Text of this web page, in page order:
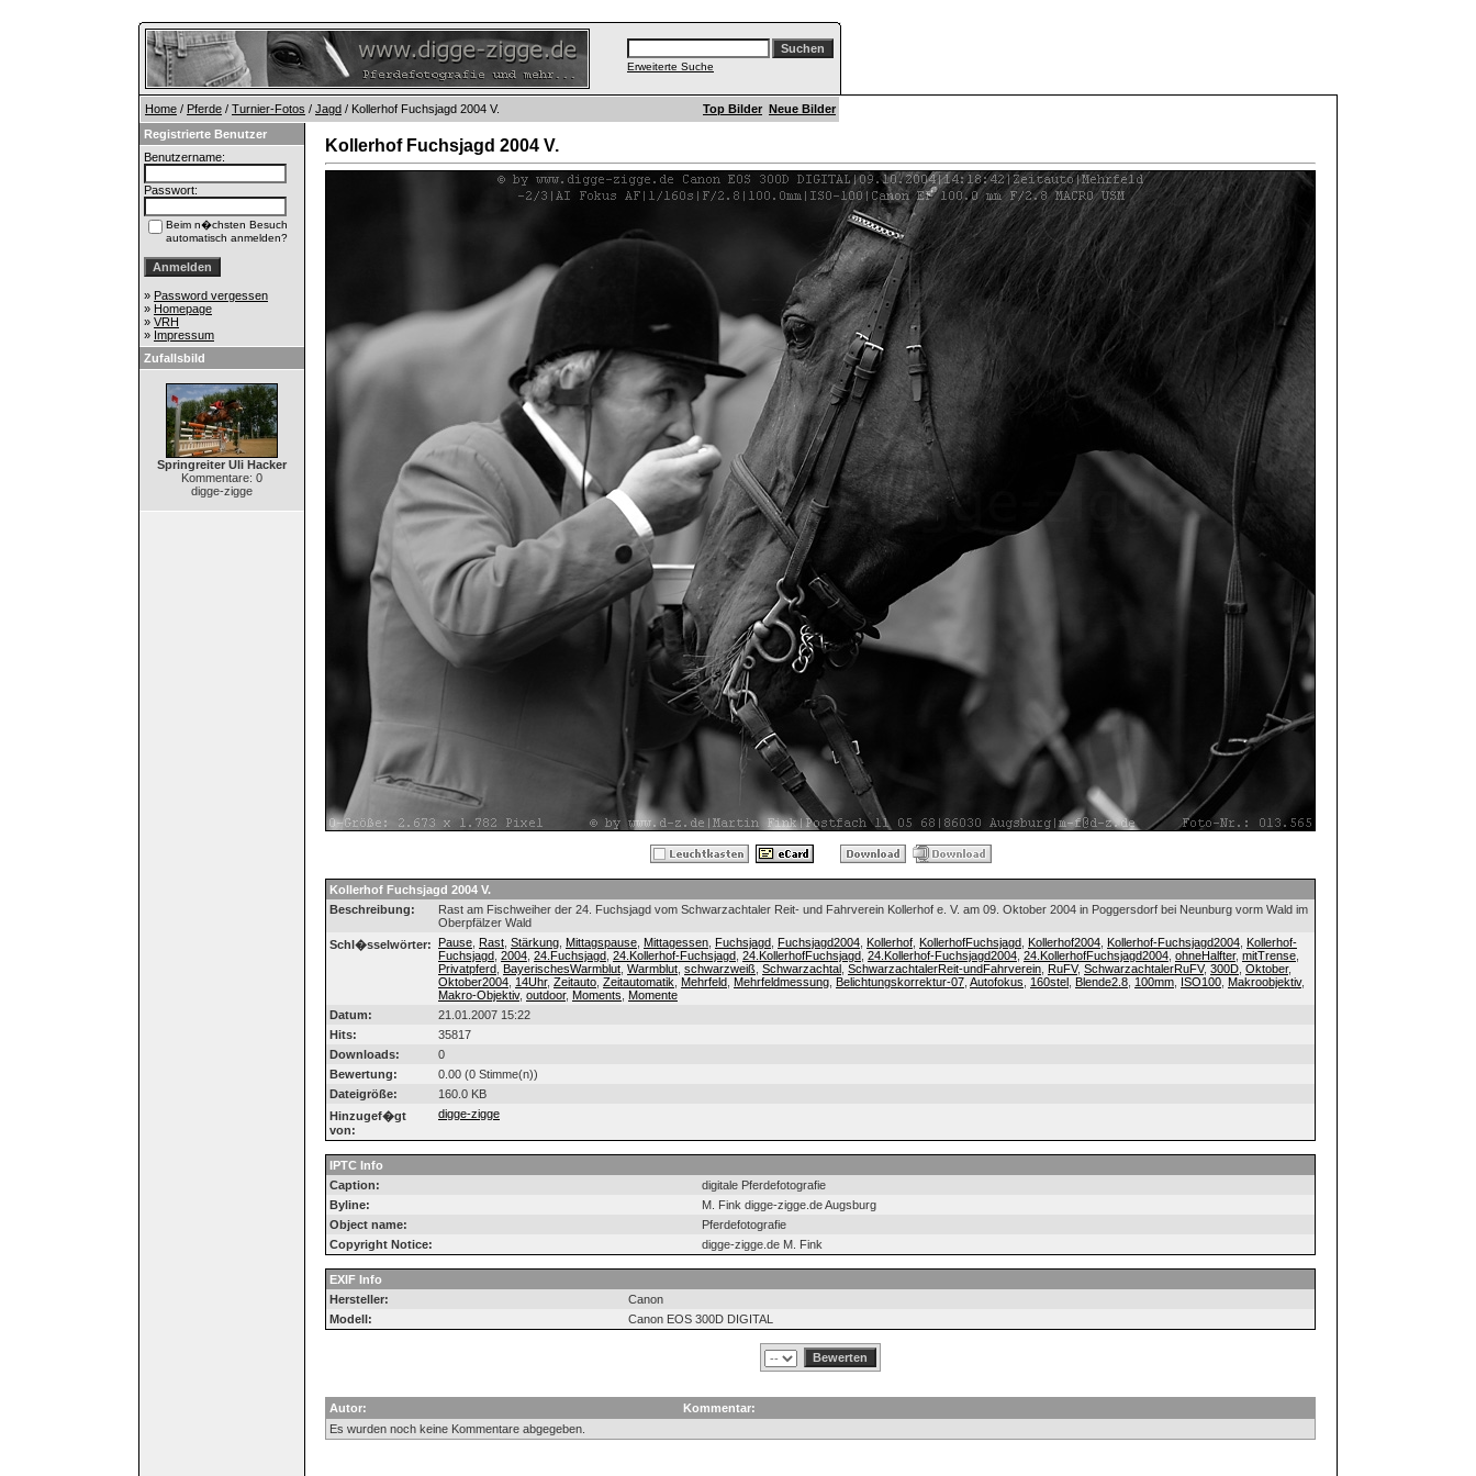
Erweiterte Suche
Home / Pferde / Turnier-Fotos / Jagd / Kollerhof Fuchsjagd 2004 V. Top Bilder Neue Bilder
Registrierte Benutzer
Benutzername:
Passwort:
Beim n�chsten Besuch
automatisch anmelden?
» Password vergessen
» Homepage
» VRH
» Impressum
Zufallsbild
Springreiter Uli Hacker
Kommentare: 0
digge-zigge
Kollerhof Fuchsjagd 2004 V.
Kollerhof Fuchsjagd 2004 V.
Beschreibung:
Rast am Fischweiher der 24. Fuchsjagd vom Schwarzachtaler Reit- und Fahrverein Kollerhof e. V. am 09. Oktober 2004 in Poggersdorf bei Neunburg vorm Wald im
Oberpfälzer Wald
Schl�sselwörter:
Pause Rast Stärkung Mittagspause Mittagessen Fuchsjagd Fuchsjagd2004 Kollerhof KollerhofFuchsjagd Kollerhof2004 Kollerhof-Fuchsjagd2004 Kollerhof-
Fuchsjagd 2004 24.Fuchsjagd 24.Kollerhof-Fuchsjagd 24.KollerhofFuchsjagd 24.Kollerhof-Fuchsjagd2004 24.KollerhofFuchsjagd2004 ohneHalfter, mitTrense
Privatpferd BayerischesWarmblut Warmblut schwarzweiß Schwarzachtal SchwarzachtalerReit-undFahrverein RuFV, SchwarzachtalerRuFV, 300D Oktober,
Oktober2004 14Uhr, Zeitauto Zeitautomatik Mehrfeld Mehrfeldmessung Belichtungskorrektur-07 Autofokus 160stel Blende2.8 100mm ISO100 Makroobjektiv,
Makro-Objektiv, outdoor, Moments
Momente
Datum:
21.01.2007 15:22
Hits:
35817
Downloads:
0
Bewertung:
0.00 (0 Stimme(n))
Dateigröße:
160.0 KB
Hinzugef�gt
von:
digge-zigge
IPTC Info
Caption:
digitale Pferdefotografie
Byline:
M. Fink digge-zigge.de Augsburg
Object name:
Pferdefotografie
Copyright Notice:
digge-zigge.de M. Fink
EXIF Info
Hersteller:
Canon
Modell:
Canon EOS 300D DIGITAL
Autor:
Kommentar:
Es wurden noch keine Kommentare abgegeben.